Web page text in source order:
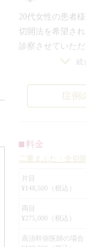
20代女性の患者様
切開法を希望され
診察させていただ
に他院で埋没法を
糸が緩んでいるせ
りしない弱い二重
開法を行うことに
患者様は自然な二
たため、まつ毛の
6.5mmの位置で全
糸を全て除去した
最小限切除し、内
のラインを作成し
続き
症例
料金
二重まぶた・全切開
片目
¥148,500（税込）
両目
¥275,000（税込）
高須幹弥医師の場合